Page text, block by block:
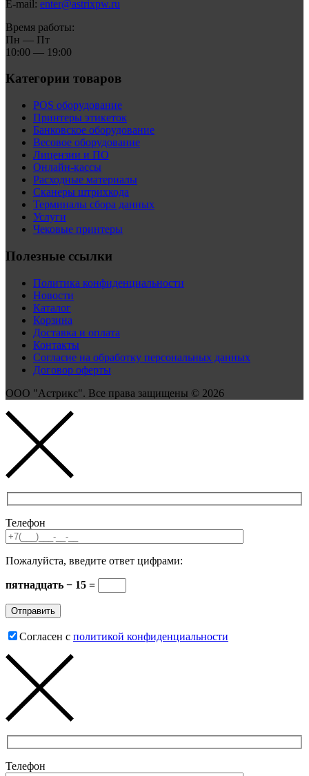
E-mail: enter@astrixpw.ru
Время работы:
Пн — Пт
10:00 — 19:00
Категории товаров
POS оборудование
Принтеры этикеток
Банковское оборудование
Весовое оборудование
Лицензии и ПО
Онлайн-кассы
Расходные материалы
Сканеры штрихкода
Терминалы сбора данных
Услуги
Чековые принтеры
Полезные ссылки
Политика конфиденциальности
Новости
Каталог
Корзина
Доставка и оплата
Контакты
Согласие на обработку персональных данных
Договор оферты
ООО "Астрикс". Все права защищены © 2026
Телефон
Пожалуйста, введите ответ цифрами:
пятнадцать − 15 =
Согласен с политикой конфиденциальности
Телефон